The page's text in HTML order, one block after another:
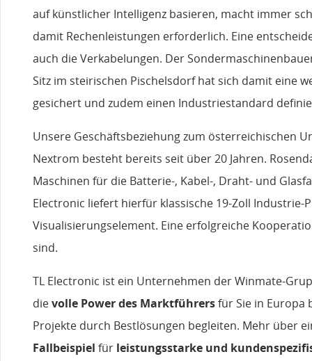
auf künstlicher Intelligenz basieren, macht immer
damit Rechenleistungen erforderlich. Eine
auch die Verkabelungen. Der
Sitz im steirischen Pischelsdorf hat sich damit eine
gesichert und zudem einen Industriestandard
Unsere Geschäftsbeziehung zum österreichischen
Nextrom besteht bereits seit über 20 Jahren.
Maschinen für die Batterie-, Kabel-, Draht- und
Electronic liefert hierfür klassische 19-Zoll Industrie-
Visualisierungselement. Eine erfolgreiche
sind.
TL Electronic ist ein Unternehmen der Winmate-
dievolle Power des Marktführersfür Sie in Europa
Projekte durch Bestlösungen begleiten. Mehr über
Fallbeispiel für leistungsstarke und